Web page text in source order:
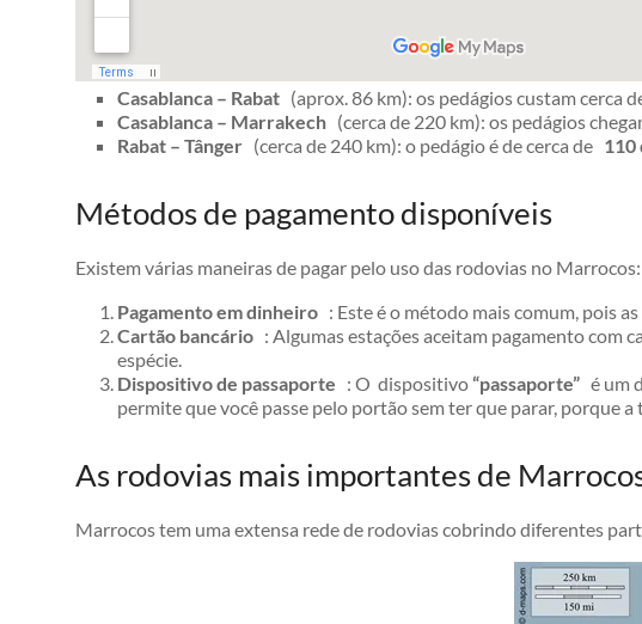
Casablanca – Rabat (aprox. 86 km): os pedágios custam cerca
Casablanca – Marrakech (cerca de 220 km): os pedágios
Rabat – Tânger (cerca de 240 km): o pedágio é de cerca de 110
Métodos de pagamento disponíveis
Existem várias maneiras de pagar pelo uso das rodovias no Marrocos:
Pagamento em dinheiro : Este é o método mais comum, pois
Cartão bancário : Algumas estações aceitam pagamento com
espécie.
Dispositivo de passaporte : O dispositivo“passaporte” é um
permite que você passe pelo portão sem ter que parar, porque
As rodovias mais importantes de
Marrocos tem uma extensa rede de rodovias cobrindo diferentes